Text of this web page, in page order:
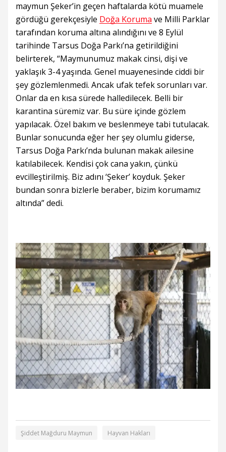
maymun Şeker’in geçen haftalarda kötü muamele
gördüğü gerekçesiyle Doğa Koruma ve Milli Parklar
tarafından koruma altına alındığını ve 8 Eylül
tarihinde Tarsus Doğa Parkı’na getirildiğini
belirterek, “Maymunumuz makak cinsi, dişi ve
yaklaşık 3-4 yaşında. Genel muayenesinde ciddi bir
şey gözlemlenmedi. Ancak ufak tefek sorunları var.
Onlar da en kısa sürede halledilecek. Belli bir
karantina süremiz var. Bu süre içinde gözlem
yapılacak. Özel bakım ve beslenmeye tabi tutulacak.
Bunlar sonucunda eğer her şey olumlu giderse,
Tarsus Doğa Parkı’nda bulunan makak ailesine
katılabilecek. Kendisi çok cana yakın, çünkü
evcilleştirilmiş. Biz adını ‘Şeker’ koyduk. Şeker
bundan sonra bizlerle beraber, bizim korumamız
altında” dedi.
Şiddet Mağduru Maymun Hayvan Hakları